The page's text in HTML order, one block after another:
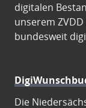
digitalen
unserem
bundesweit
Die